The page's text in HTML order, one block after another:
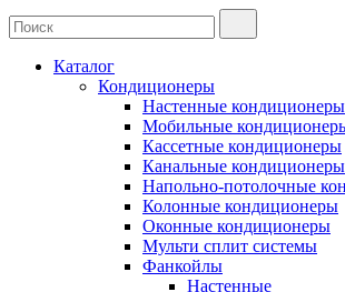
Каталог
Кондиционеры
Настенные кондиционеры
Мобильные
Кассетные кондиционеры
Канальные кондиционеры
Напольно-потолочные
Колонные кондиционеры
Оконные кондиционеры
Мульти сплит системы
Фанкойлы
Настенные